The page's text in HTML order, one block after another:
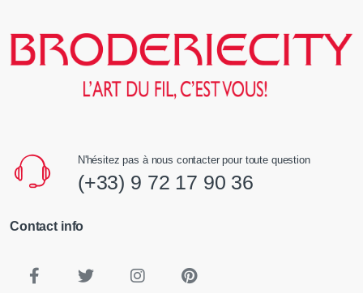
N'hésitez pas à nous contacter pour toute question
(+33) 9 72 17 90 36
Contact info